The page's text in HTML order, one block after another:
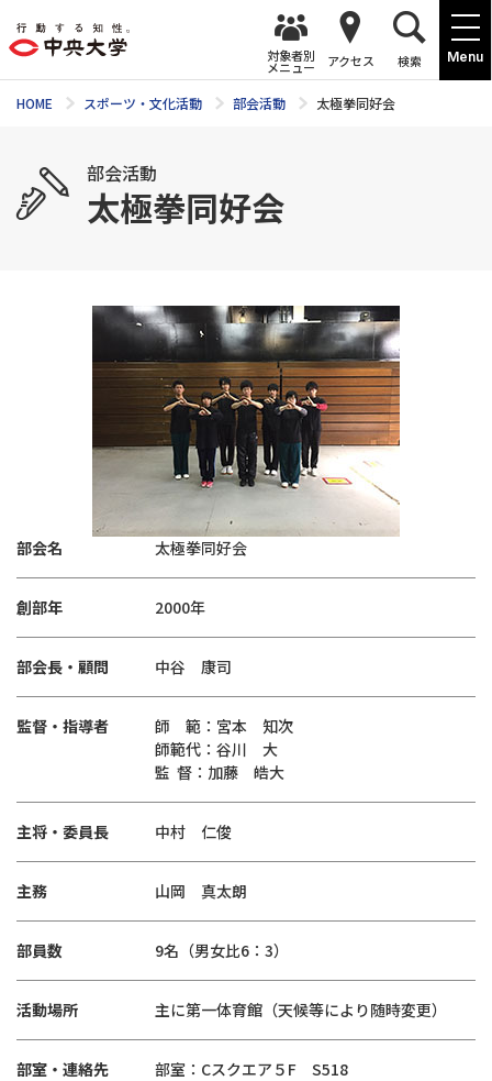
Menu
対象者別
メニュー アクセス 検索
HOME スポーツ・文化活動 部会活動 太極拳同好会
部会活動
太極拳同好会
部会名 太極拳同好会
創部年 2000年
部会長・顧問 中谷 康司
監督・指導者
師 範：宮本 知次
師範代：谷川 大
監 督：加藤 皓大
主将・委員長 中村 仁俊
主務 山岡 真太朗
部員数 9名（男女比6：3）
活動場所 主に第一体育館（天候等により随時変更）
部室・連絡先 部室：Cスクエア５F S518